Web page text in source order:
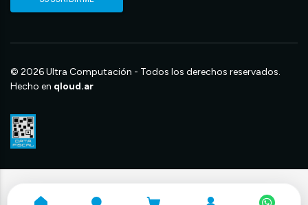
© 2026 Ultra Computación - Todos los derechos reservados.
Hecho en qloud.ar